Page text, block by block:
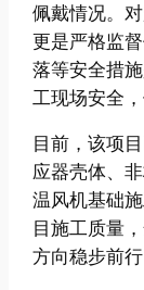
佩戴情况。
更是严格监
落等安全措
工现场安全
目前，该项
应器壳体、
温风机基础
目施工质量
方向稳步前行